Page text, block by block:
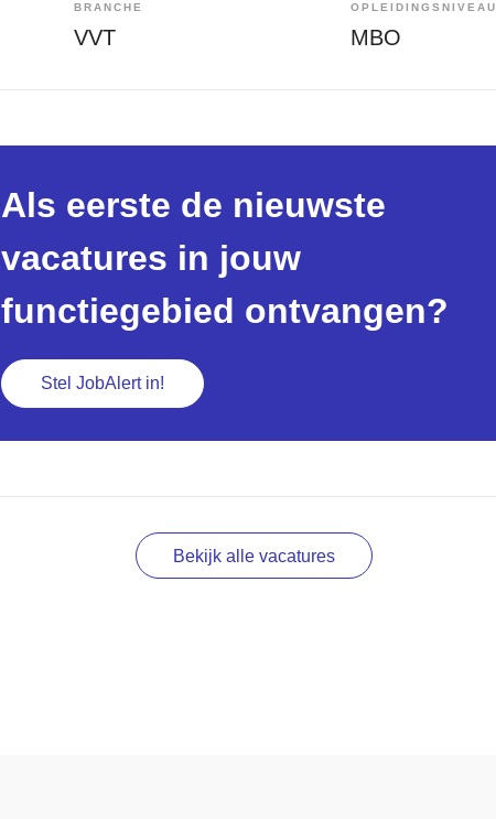
BRANCHE
VVT
OPLEIDINGSNIVEAU
MBO
Als eerste de nieuwste
vacatures in jouw
functiegebied ontvangen?
Stel JobAlert in!
Bekijk alle vacatures